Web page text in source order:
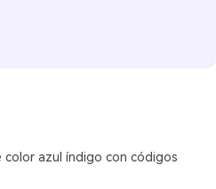
color azul índigo con códigos